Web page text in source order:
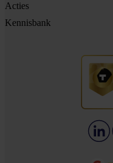
Acties
Kennisbank